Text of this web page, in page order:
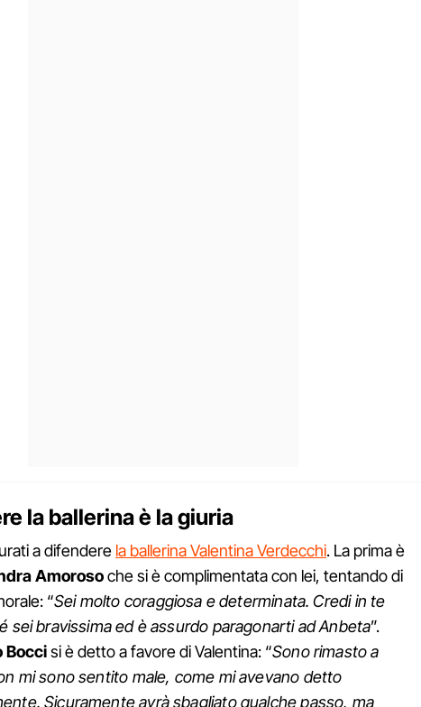
la ballerina è la giuria
a difendere la ballerina Valentina Verdecchi. La prima è
Amorosoche si è complimentata con lei, tentando di
“Sei molto coraggiosa e determinata. Credi in te
sei bravissima ed è assurdo paragonarti ad Anbeta”.
Boccisi è detto a favore di Valentina: “Sono rimasto a
mi sono sentito male, come mi avevano detto
Sicuramente avrà sbagliato qualche passo, ma